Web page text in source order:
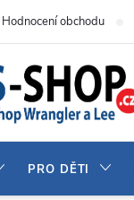
Hodnocení obchodu
PRO DĚTI